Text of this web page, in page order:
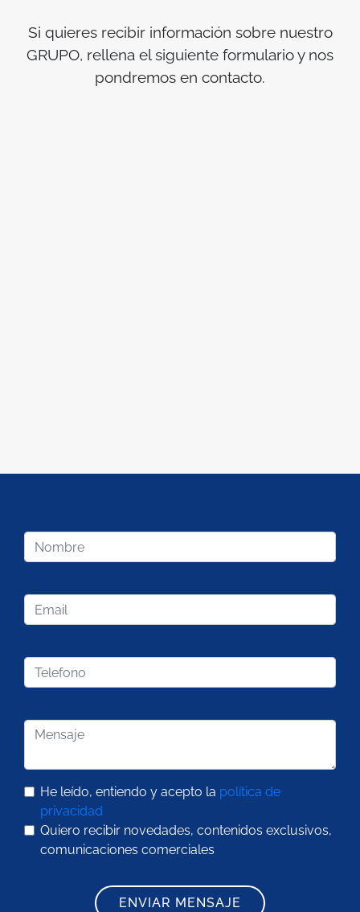
Si quieres recibir información sobre nuestro
GRUPO, rellena el siguiente formulario y nos
pondremos en contacto.
He leído, entiendo y acepto la política de
privacidad
Quiero recibir novedades, contenidos exclusivos,
comunicaciones comerciales
ENVIAR MENSAJE